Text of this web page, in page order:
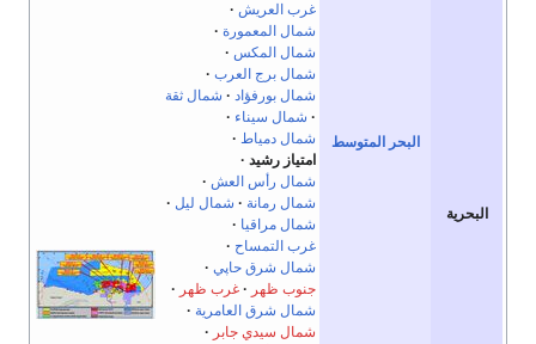
البحرية
البحر المتوسط
غرب العريش
شمال المعمورة
شمال المكس
شمال برج العرب
شمال بورفؤاد
شمال ثقة
شمال سيناء
شمال دمياط
امتياز رشيد
شمال رأس العش
شمال رمانة
شمال ليل
شمال مراقيا
غرب التمساح
شمال شرق حاپي
جنوب ظهر
غرب ظهر
شمال شرق العامرية
شمال سيدي جابر